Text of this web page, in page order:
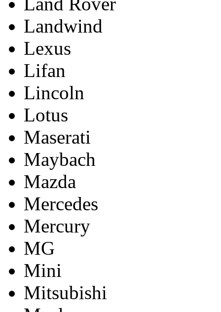
Landwind
Lexus
Lifan
Lincoln
Lotus
Maserati
Maybach
Mazda
Mercedes
Mercury
MG
Mini
Mitsubishi